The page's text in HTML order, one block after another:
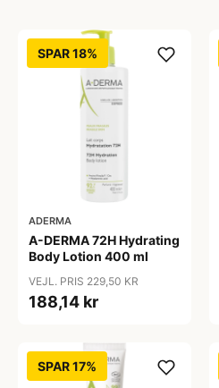
SPAR 18%
ADERMA
A-DERMA 72H Hydrating
Body Lotion 400 ml
VEJL. PRIS 229,50 KR
188,14 kr
SPAR 17%